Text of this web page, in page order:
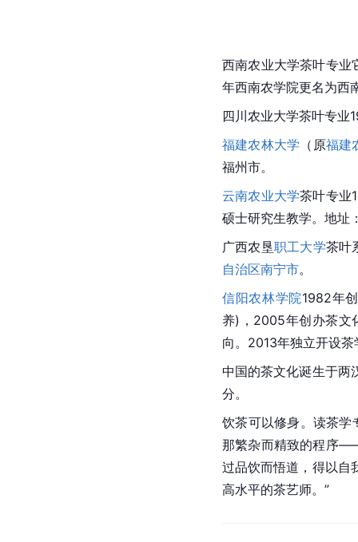
西南农业大学茶叶专业
年西南农学院更名为西
四川农业大学茶叶专业
福建农林大学 （原福建
福州市。
云南农业大学茶叶专业
硕士研究生教学。地址
广西农垦职工大学茶叶
自治区南宁市。
信阳农林学院1982年
养)，2005年创办茶文
向。2013年独立开设
中国的茶文化诞生于两
分。
饮茶可以修身。读茶学
那繁杂而精致的程序
过品饮而悟道，得以自
高水平的茶艺师。”